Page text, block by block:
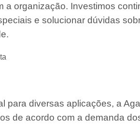
organização. Investimos
e solucionar dúvidas
para diversas aplicações, a
de acordo com a demanda